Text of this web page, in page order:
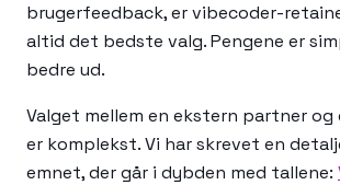
brugerfeedback, er vibecoder-
altid det bedste valg. Pengene er
bedre ud.
Valget mellem en ekstern partner
er komplekst. Vi har skrevet en
emnet, der går i dybden med tallene: